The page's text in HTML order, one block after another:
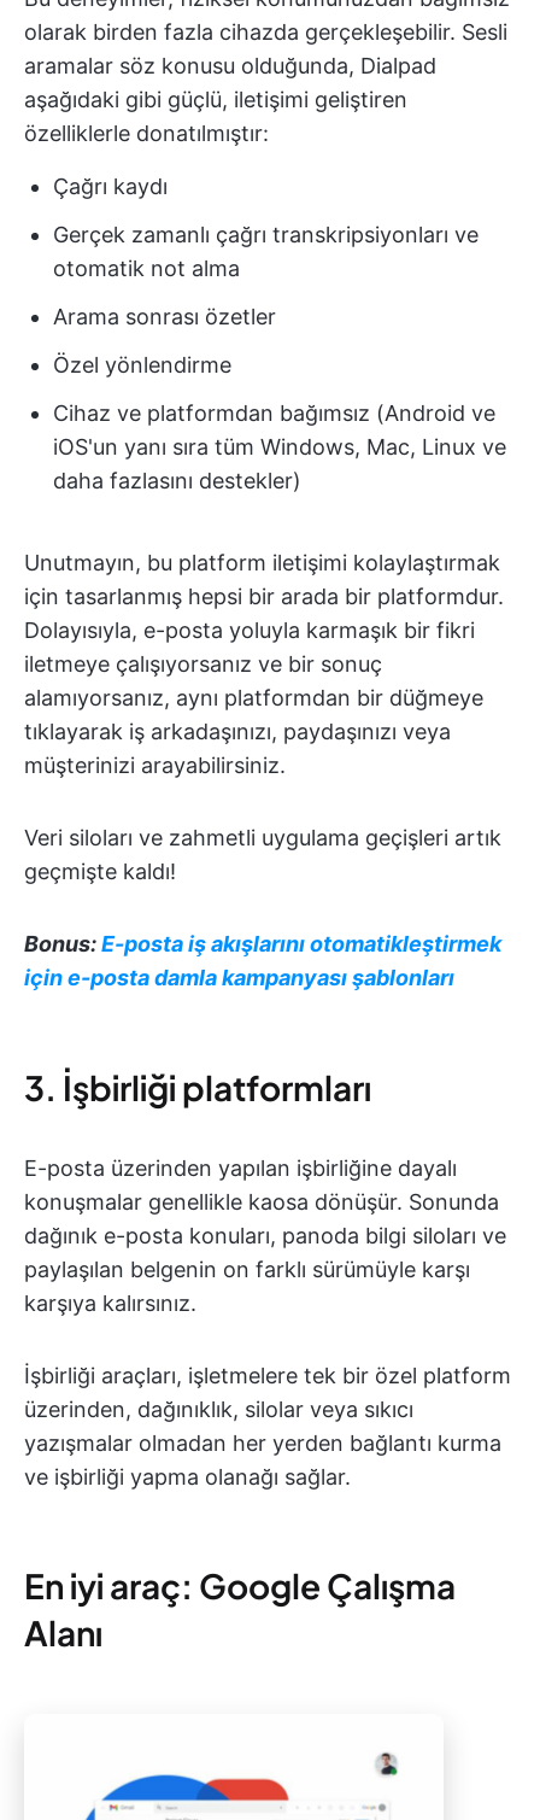
olarak birden fazla cihazda gerçekleşebilir. Sesli
aramalar söz konusu olduğunda, Dialpad
aşağıdaki gibi güçlü, iletişimi geliştiren
özelliklerle donatılmıştır:
Çağrı kaydı
Gerçek zamanlı çağrı transkripsiyonları ve
otomatik not alma
Arama sonrası özetler
Özel yönlendirme
Cihaz ve platformdan bağımsız (Android ve
iOS'un yanı sıra tüm Windows, Mac, Linux ve
daha fazlasını destekler)
Unutmayın, bu platform iletişimi kolaylaştırmak
için tasarlanmış hepsi bir arada bir platformdur.
Dolayısıyla, e-posta yoluyla karmaşık bir fikri
iletmeye çalışıyorsanız ve bir sonuç
alamıyorsanız, aynı platformdan bir düğmeye
tıklayarak iş arkadaşınızı, paydaşınızı veya
müşterinizi arayabilirsiniz.
Veri siloları ve zahmetli uygulama geçişleri artık
geçmişte kaldı!
Bonus:E-posta iş akışlarını otomatikleştirmek
için e-posta damla kampanyası şablonları
3. İşbirliği platformları
E-posta üzerinden yapılan işbirliğine dayalı
konuşmalar genellikle kaosa dönüşür. Sonunda
dağınık e-posta konuları, panoda bilgi siloları ve
paylaşılan belgenin on farklı sürümüyle karşı
karşıya kalırsınız.
İşbirliği araçları, işletmelere tek bir özel platform
üzerinden, dağınıklık, silolar veya sıkıcı
yazışmalar olmadan her yerden bağlantı kurma
ve işbirliği yapma olanağı sağlar.
En iyi araç: Google Çalışma
Alanı